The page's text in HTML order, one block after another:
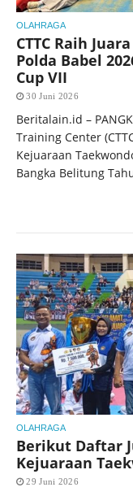
OLAHRAGA
CTTC Raih
Polda Babel
Cup VII
30 Juni 2026
Beritalain.id –
Training Center
Kejuaraan
Bangka Belitung
OLAHRAGA
Berikut Daftar
Kejuaraan
29 Juni 2026